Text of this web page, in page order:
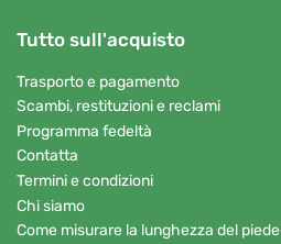
Tutto sull'acquisto
Trasporto e pagamento
Scambi, restituzioni e reclami
Programma fedeltà
Contatta
Termini e condizioni
Chi siamo
Come misurare la lunghezza del piede